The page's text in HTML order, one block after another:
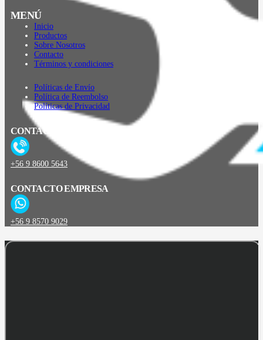
MENÚ
Inicio
Productos
Sobre Nosotros
Contacto
Términos y condiciones
Políticas de Envío
Política de Reembolso
Políticas de Privacidad
CONTACTO
+56 9 8600 5643
CONTACTO EMPRESA
+56 9 8570 9029